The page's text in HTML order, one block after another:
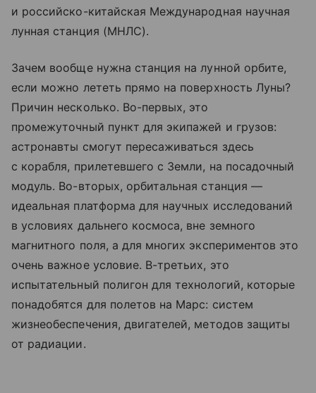
и российско-китайская Международная научная
лунная станция (МНЛС).
Зачем вообще нужна станция на лунной орбите,
если можно лететь прямо на поверхность Луны?
Причин несколько. Во-первых, это
промежуточный пункт для экипажей и грузов:
астронавты смогут пересаживаться здесь
с корабля, прилетевшего с Земли, на посадочный
модуль. Во-вторых, орбитальная станция —
идеальная платформа для научных исследований
в условиях дальнего космоса, вне земного
магнитного поля, а для многих экспериментов это
очень важное условие. В-третьих, это
испытательный полигон для технологий, которые
понадобятся для полетов на Марс: систем
жизнеобеспечения, двигателей, методов защиты
от радиации.